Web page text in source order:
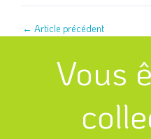
← Article précédent
Vous